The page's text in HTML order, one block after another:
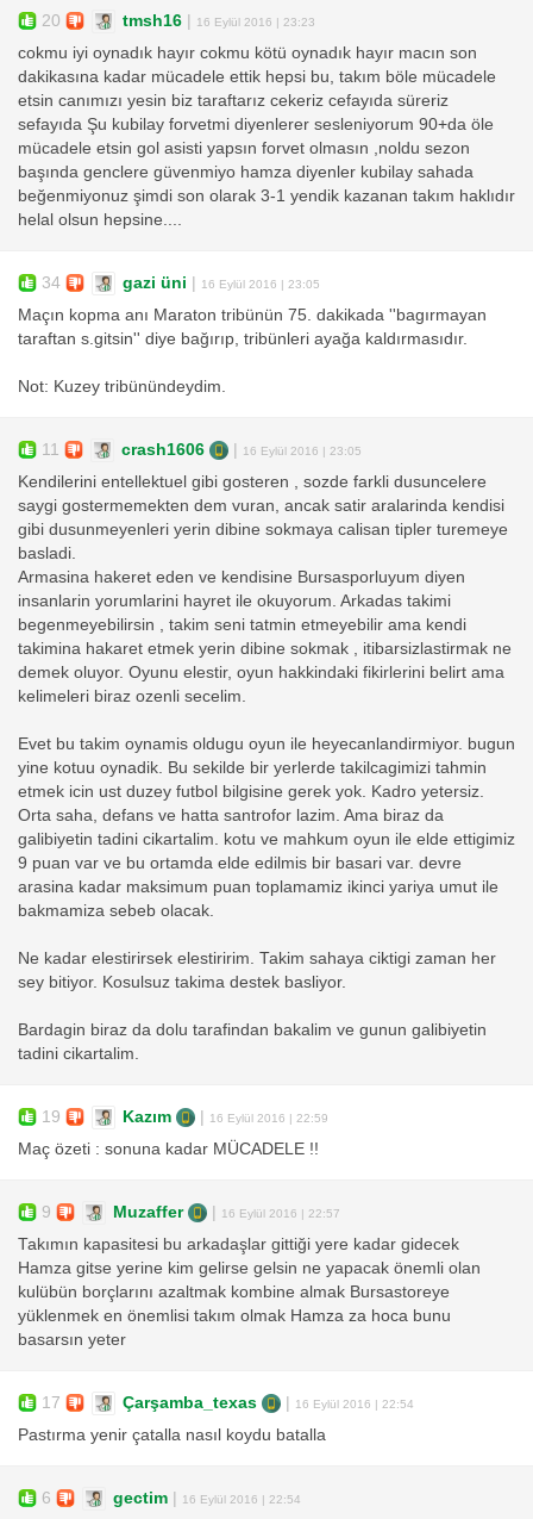
20 tmsh16 | 16 Eylül 2016 | 23:23
cokmu iyi oynadık hayır cokmu kötü oynadık hayır macın son
dakikasına kadar mücadele ettik hepsi bu, takım böle mücadele
etsin canımızı yesin biz taraftarız cekeriz cefayıda süreriz
sefayıda Şu kubilay forvetmi diyenlerer sesleniyorum 90+da öle
mücadele etsin gol asisti yapsın forvet olmasın ,noldu sezon
başında genclere güvenmiyo hamza diyenler kubilay sahada
beğenmiyonuz şimdi son olarak 3-1 yendik kazanan takım haklıdır
helal olsun hepsine....
34 gazi üni | 16 Eylül 2016 | 23:05
Maçın kopma anı Maraton tribünün 75. dakikada ''bagırmayan
taraftan s.gitsin'' diye bağırıp, tribünleri ayağa kaldırmasıdır.
Not: Kuzey tribünündeydim.
11 crash1606 | 16 Eylül 2016 | 23:05
Kendilerini entellektuel gibi gosteren , sozde farkli dusuncelere
saygi gostermemekten dem vuran, ancak satir aralarinda kendisi
gibi dusunmeyenleri yerin dibine sokmaya calisan tipler turemeye
basladi.
Armasina hakeret eden ve kendisine Bursasporluyum diyen
insanlarin yorumlarini hayret ile okuyorum. Arkadas takimi
begenmeyebilirsin , takim seni tatmin etmeyebilir ama kendi
takimina hakaret etmek yerin dibine sokmak , itibarsizlastirmak ne
demek oluyor. Oyunu elestir, oyun hakkindaki fikirlerini belirt ama
kelimeleri biraz ozenli secelim.
Evet bu takim oynamis oldugu oyun ile heyecanlandirmiyor. bugun
yine kotuu oynadik. Bu sekilde bir yerlerde takilcagimizi tahmin
etmek icin ust duzey futbol bilgisine gerek yok. Kadro yetersiz.
Orta saha, defans ve hatta santrofor lazim. Ama biraz da
galibiyetin tadini cikartalim. kotu ve mahkum oyun ile elde ettigimiz
9 puan var ve bu ortamda elde edilmis bir basari var. devre
arasina kadar maksimum puan toplamamiz ikinci yariya umut ile
bakmamiza sebeb olacak.
Ne kadar elestirirsek elestiririm. Takim sahaya ciktigi zaman her
sey bitiyor. Kosulsuz takima destek basliyor.
Bardagin biraz da dolu tarafindan bakalim ve gunun galibiyetin
tadini cikartalim.
19 Kazım | 16 Eylül 2016 | 22:59
Maç özeti : sonuna kadar MÜCADELE !!
9 Muzaffer | 16 Eylül 2016 | 22:57
Takımın kapasitesi bu arkadaşlar gittiği yere kadar gidecek
Hamza gitse yerine kim gelirse gelsin ne yapacak önemli olan
kulübün borçlarını azaltmak kombine almak Bursastoreye
yüklenmek en önemlisi takım olmak Hamza za hoca bunu
basarsın yeter
17 Çarşamba_texas | 16 Eylül 2016 | 22:54
Pastırma yenir çatalla nasıl koydu batalla
6 gectim | 16 Eylül 2016 | 22:54